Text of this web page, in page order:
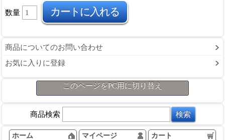
数量
商品についてのお問い合わせ
お気に入りに登録
このページをPC用に切り替え
商品検索
ホーム マイページ カート